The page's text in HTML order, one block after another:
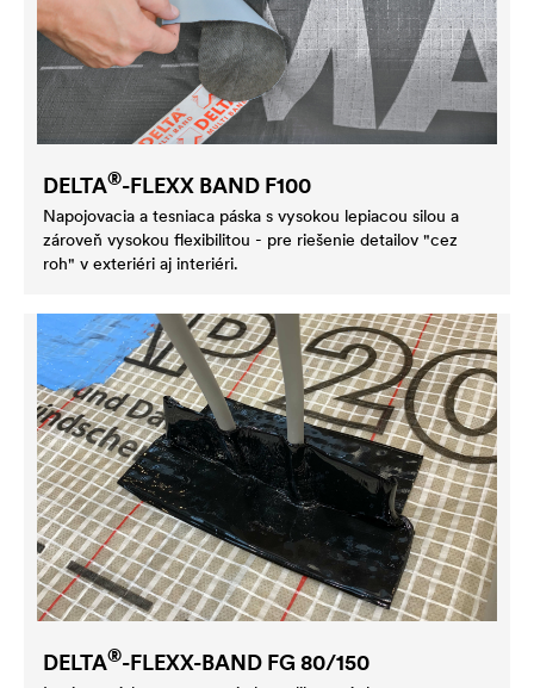
DELTA®-FLEXX BAND F100
Napojovacia a tesniaca páska s vysokou lepiacou silou a
zároveň vysokou flexibilitou - pre riešenie detailov "cez
roh" v exteriéri aj interiéri.
DELTA®-FLEXX-BAND FG 80/150